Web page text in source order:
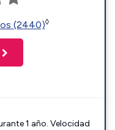
(2440)◊
1 año. Velocidad